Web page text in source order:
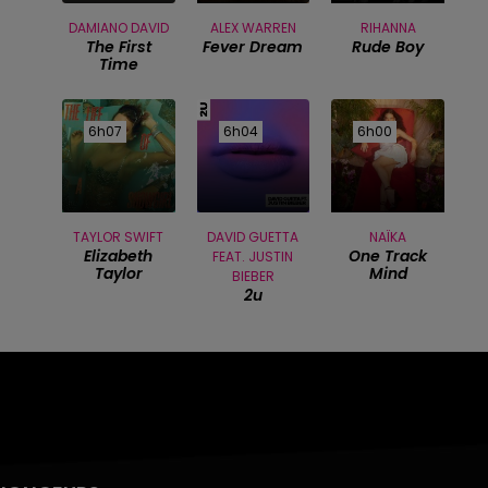
DAMIANO DAVID
The First
Time
ALEX WARREN
Fever Dream
RIHANNA
Rude Boy
6h07
6h07
TAYLOR SWIFT
Elizabeth
Taylor
6h04
6h04
DAVID GUETTA
FEAT. JUSTIN
BIEBER
2u
6h00
6h00
NAÏKA
One Track
Mind